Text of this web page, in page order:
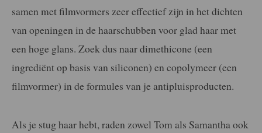
samen met filmvormers zeer effectief zijn in het dichten
van openingen in de haarschubben voor glad haar met
een hoge glans. Zoek dus naar dimethicone (een
ingrediënt op basis van siliconen) en copolymeer (een
filmvormer) in de formules van je antipluisproducten.
Als je stug haar hebt, raden zowel Tom als Samantha ook